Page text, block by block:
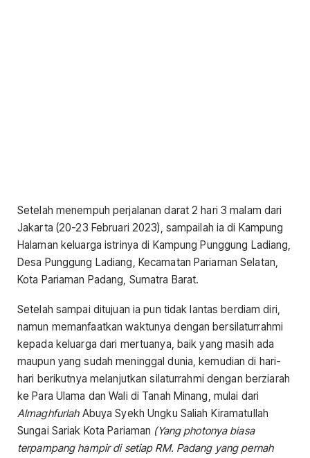
Setelah menempuh perjalanan darat 2 hari 3 malam dari
Jakarta (20-23 Februari 2023), sampailah ia di Kampung
Halaman keluarga istrinya di Kampung Punggung Ladiang,
Desa Punggung Ladiang, Kecamatan Pariaman Selatan,
Kota Pariaman Padang, Sumatra Barat.
Setelah sampai ditujuan ia pun tidak lantas berdiam diri,
namun memanfaatkan waktunya dengan bersilaturrahmi
kepada keluarga dari mertuanya, baik yang masih ada
maupun yang sudah meninggal dunia, kemudian di hari-
hari berikutnya melanjutkan silaturrahmi dengan berziarah
ke Para Ulama dan Wali di Tanah Minang, mulai dari
AlmaghfurlahAbuya Syekh Ungku Saliah Kiramatullah
Sungai Sariak Kota Pariaman (Yang photonya biasa
terpampang hampir di setiap RM. Padang yang pernah